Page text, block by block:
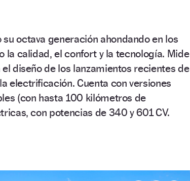
octava generación ahondando en los
la calidad, el confort y la tecnología. Mide
diseño de los lanzamientos recientes de
electrificación. Cuenta con versiones
(con hasta 100 kilómetros de
con potencias de 340 y 601 CV.